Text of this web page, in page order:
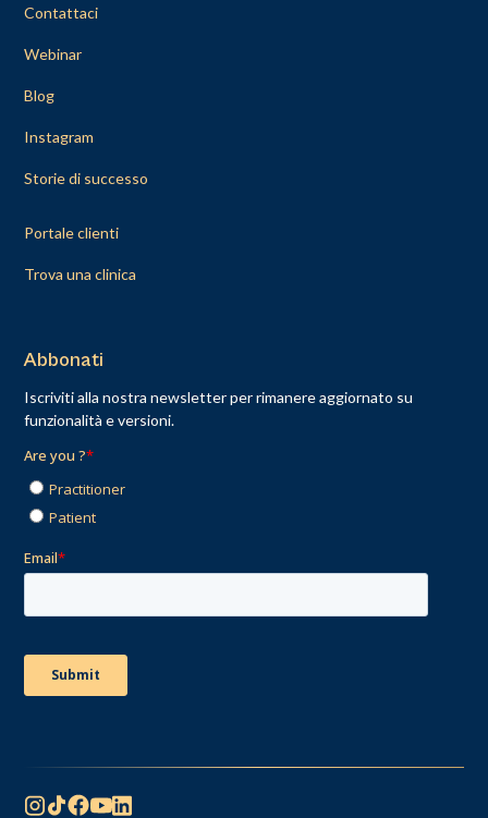
Contattaci
Webinar
Blog
Instagram
Storie di successo
Portale clienti
Trova una clinica
Abbonati
Iscriviti alla nostra newsletter per rimanere aggiornato su
funzionalità e versioni.